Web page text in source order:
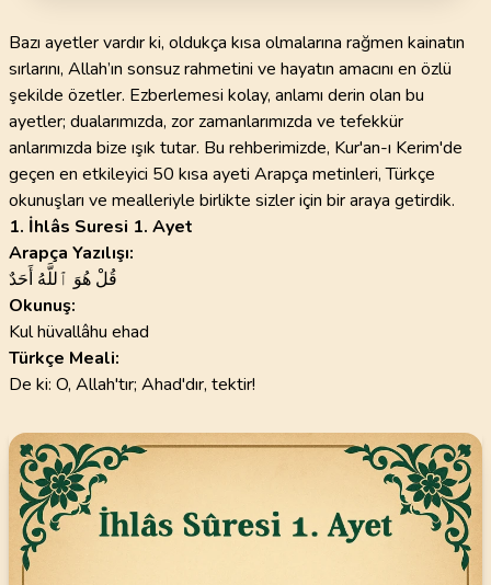
Bazı ayetler vardır ki, oldukça kısa olmalarına rağmen kainatın
sırlarını, Allah’ın sonsuz rahmetini ve hayatın amacını en özlü
şekilde özetler. Ezberlemesi kolay, anlamı derin olan bu
ayetler; dualarımızda, zor zamanlarımızda ve tefekkür
anlarımızda bize ışık tutar. Bu rehberimizde, Kur'an-ı Kerim'de
geçen en etkileyici 50 kısa ayeti Arapça metinleri, Türkçe
okunuşları ve mealleriyle birlikte sizler için bir araya getirdik.
1. İhlâs Suresi 1. Ayet
Arapça Yazılışı:
قُلْ هُوَ ٱللَّهُ أَحَدٌ
Okunuş:
Kul hüvallâhu ehad
Türkçe Meali:
De ki: O, Allah'tır; Ahad'dır, tektir!